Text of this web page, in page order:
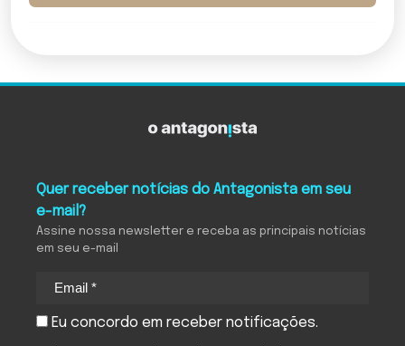
Quer receber notícias do Antagonista em seu
e-mail?
Assine nossa newsletter e receba as principais notícias
em seu e-mail
Eu concordo em receber notificações.